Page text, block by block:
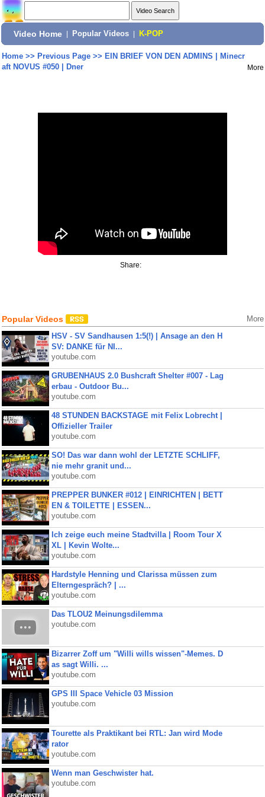
Video Home Popular Videos K-POP
Home>> Previous Page>> EIN BRIEF VON DEN ADMINS | Minecr
aft NOVUS #050 | Dner
More
Share:
Popular Videos More
HSV - SV Sandhausen 1:5(!) | Ansage an den H
SV: DANKE für NI...
youtube.com
GRUBENHAUS 2.0 Bushcraft Shelter #007 - Lag
erbau - Outdoor Bu...
youtube.com
48 STUNDEN BACKSTAGE mit Felix Lobrecht |
Offizieller Trailer
youtube.com
SO! Das war dann wohl der LETZTE SCHLIFF,
nie mehr granit und...
youtube.com
PREPPER BUNKER #012 | EINRICHTEN | BETT
EN & TOILETTE | ESSEN...
youtube.com
Ich zeige euch meine Stadtvilla | Room Tour X
XL | Kevin Wolte...
youtube.com
Hardstyle Henning und Clarissa müssen zum
Elterngespräch? | ...
youtube.com
Das TLOU2 Meinungsdilemma
youtube.com
Bizarrer Zoff um "Willi wills wissen"-Memes. D
as sagt Willi. ...
youtube.com
GPS III Space Vehicle 03 Mission
youtube.com
Tourette als Praktikant bei RTL: Jan wird Mode
rator
youtube.com
Wenn man Geschwister hat.
youtube.com